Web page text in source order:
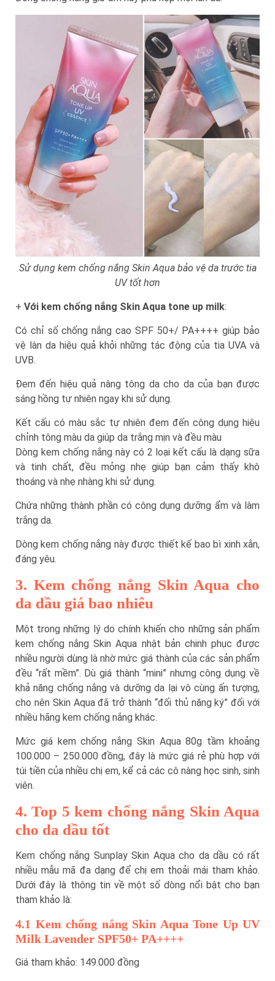
Sử dụng kem chống nắng Skin Aqua bảo vệ da trước tia
UV tốt hơn
+ Với kem chống nắng Skin Aqua tone up milk:
Có chỉ số chống nắng cao SPF 50+/ PA++++ giúp bảo
vệ làn da hiệu quả khỏi những tác động của tia UVA và
UVB.
Đem đến hiệu quả nâng tông da cho da của bạn được
sáng hồng tự nhiên ngay khi sử dụng.
Kết cấu có màu sắc tự nhiên đem đến công dụng hiệu
chỉnh tông màu da giúp da trắng mịn và đều màu
Dòng kem chống nắng này có 2 loại kết cấu là dạng sữa
và tinh chất, đều mỏng nhẹ giúp bạn cảm thấy khô
thoáng và nhẹ nhàng khi sử dụng.
Chứa những thành phần có công dụng dưỡng ẩm và làm
trắng da.
Dòng kem chống nắng này được thiết kế bao bì xinh xắn,
đáng yêu.
3. Kem chống nắng Skin Aqua cho
da dầu giá bao nhiêu
Một trong những lý do chính khiến cho những sản phẩm
kem chống nắng Skin Aqua nhật bản chinh phục được
nhiều người dùng là nhờ mức giá thành của các sản phẩm
đều “rất mềm”. Dù giá thành “mini” nhưng công dụng về
khả năng chống nắng và dưỡng da lại vô cùng ấn tượng,
cho nên Skin Aqua đã trở thành “đối thủ nặng ký” đối với
nhiều hãng kem chống nắng khác.
Mức giá kem chống nắng Skin Aqua 80g tầm khoảng
100.000 – 250.000 đồng, đây là mức giá rẻ phù hợp với
túi tiền của nhiều chị em, kể cả các cô nàng học sinh, sinh
viên.
4. Top 5 kem chống nắng Skin Aqua
cho da dầu tốt
Kem chống nắng Sunplay Skin Aqua cho da dầu có rất
nhiều mẫu mã đa dạng để chị em thoải mái tham khảo.
Dưới đây là thông tin về một số dòng nổi bật cho bạn
tham khảo là:
4.1 Kem chống nắng Skin Aqua Tone Up UV
Milk Lavender SPF50+ PA++++
Giá tham khảo: 149.000 đồng